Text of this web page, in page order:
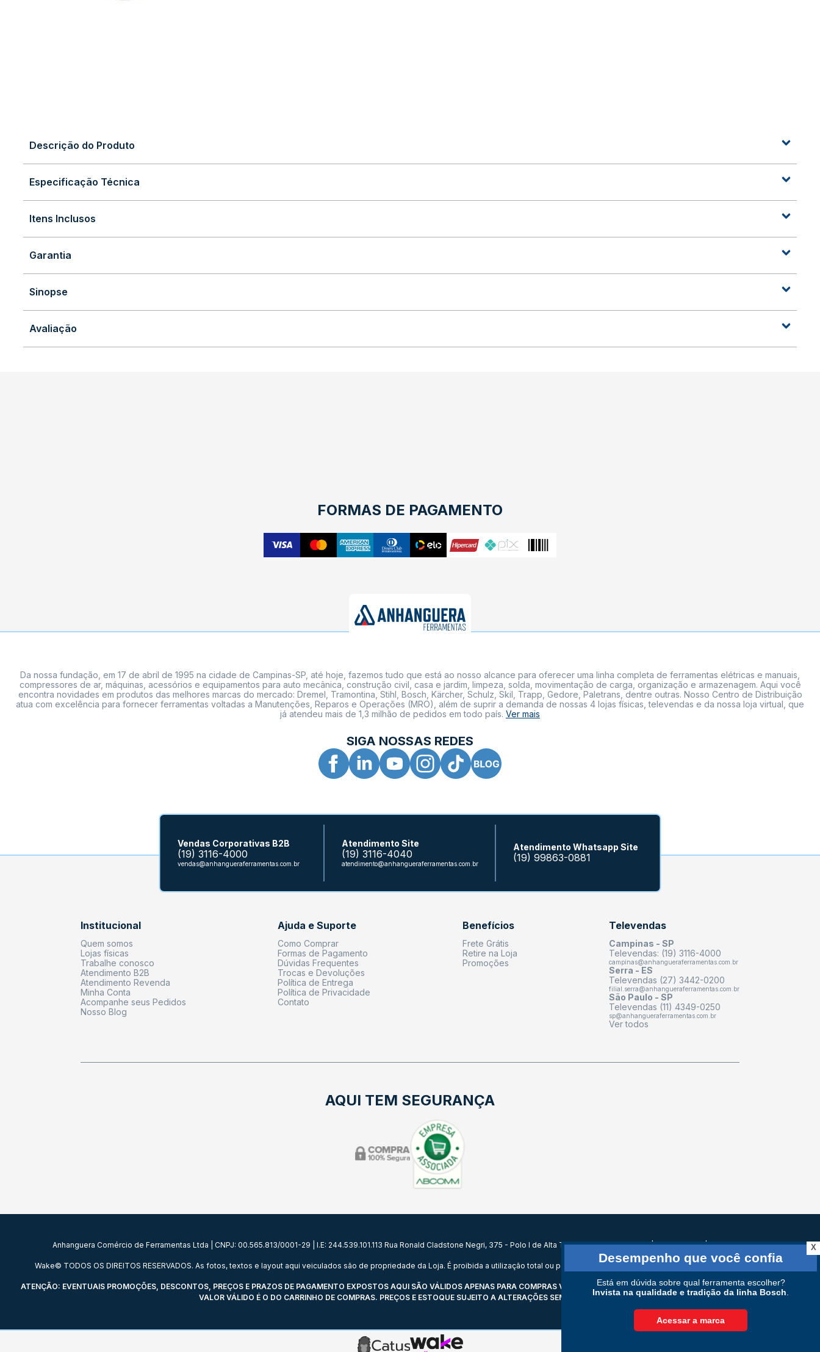
Descrição do Produto
Especificação Técnica
Itens Inclusos
Garantia
Sinopse
Avaliação
FORMAS DE PAGAMENTO
Da nossa fundação, em 17 de abril de 1995 na cidade de Campinas-SP, até hoje, fazemos tudo que está ao nosso alcance para oferecer uma linha completa de ferramentas elétricas e manuais,
compressores de ar, máquinas, acessórios e equipamentos para auto mecânica, construção civil, casa e jardim, limpeza, solda, movimentação de carga, organização e armazenagem. Aqui você
encontra novidades em produtos das melhores marcas do mercado: Dremel, Tramontina, Stihl, Bosch, Kärcher, Schulz, Skil, Trapp, Gedore, Paletrans, dentre outras. Nosso Centro de Distribuição
atua com excelência para fornecer ferramentas voltadas a Manutenções, Reparos e Operações (MRO), além de suprir a demanda de nossas 4 lojas físicas, televendas e da nossa loja virtual, que
já atendeu mais de 1,3 milhão de pedidos em todo país. Ver mais
SIGA NOSSAS REDES
Vendas Corporativas B2B
(19) 3116-4000
vendas@anhangueraferramentas.com.br
Atendimento Site
(19) 3116-4040
atendimento@anhangueraferramentas.com.br
Atendimento Whatsapp Site
(19) 99863-0881
Institucional
Quem somos
Lojas físicas
Trabalhe conosco
Atendimento B2B
Atendimento Revenda
Minha Conta
Acompanhe seus Pedidos
Nosso Blog
Ajuda e Suporte
Como Comprar
Formas de Pagamento
Dúvidas Frequentes
Trocas e Devoluções
Política de Entrega
Política de Privacidade
Contato
Benefícios
Frete Grátis
Retire na Loja
Promoções
Televendas
Campinas - SP
Televendas: (19) 3116-4000
campinas@anhangueraferramentas.com.br
Serra - ES
Televendas (27) 3442-0200
filial.serra@anhangueraferramentas.com.br
São Paulo - SP
Televendas (11) 4349-0250
sp@anhangueraferramentas.com.br
Ver todos
AQUI TEM SEGURANÇA
Anhanguera Comércio de Ferramentas Ltda | CNPJ: 00.565.813/0001-29 | I.E: 244.539.101.113 Rua Ronald Cladstone Negri, 375 - Polo I de Alta Tecnologia de Campinas | Campinas SP | CEP: 13069-472
Wake© TODOS OS DIREITOS RESERVADOS. As fotos, textos e layout aqui veiculados são de propriedade da Loja. É proibida a utilização total ou parcial sem nossa autorização. Imagens meramente ilustrativas.
ATENÇÃO: EVENTUAIS PROMOÇÕES, DESCONTOS, PREÇOS E PRAZOS DE PAGAMENTO EXPOSTOS AQUI SÃO VÁLIDOS APENAS PARA COMPRAS VIA INTERNET. EM CASO DE DIVERGÊNCIA DE PREÇOS NO SITE, O
VALOR VÁLIDO É O DO CARRINHO DE COMPRAS. PREÇOS E ESTOQUE SUJEITO A ALTERAÇÕES SEM AVISO PRÉVIO.
X